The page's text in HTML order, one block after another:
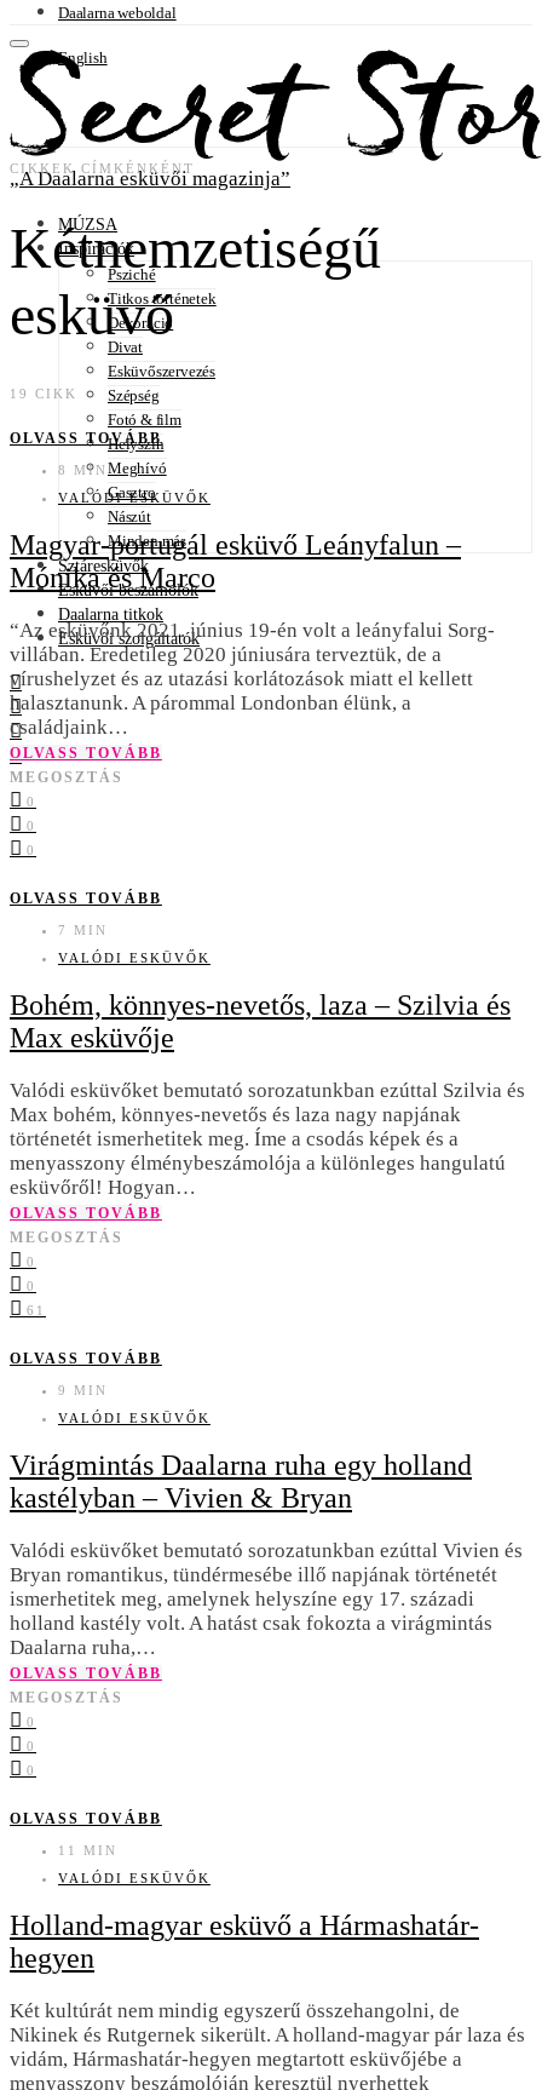
Daalarna weboldal
English
A Daalarna esküvői magazinja
MÚZSA
Inspirációk
Psziché
Titkos történetek
Dekoráció
Divat
Esküvőszervezés
Szépség
Fotó & film
Helyszín
Meghívó
Gasztro
Nászút
Minden más
Sztáresküvők
Esküvői beszámolók
Daalarna titkok
Esküvői szolgáltatók
CIKKEK CÍMKÉNKÉNT
Kétnemzetiségű
esküvő
19 CIKK
OLVASS TOVÁBB
8 MIN
VALÓDI ESKÜVŐK
Magyar-portugál esküvő Leányfalun –
Mónika és Marco
“Az esküvőnk 2021. június 19-én volt a leányfalui Sorg-
villában. Eredetileg 2020 júniusára terveztük, de a
vírushelyzet és az utazási korlátozások miatt el kellett
halasztanunk. A párommal Londonban élünk, a
családjaink…
OLVASS TOVÁBB
MEGOSZTÁS
0
0
0
OLVASS TOVÁBB
7 MIN
VALÓDI ESKÜVŐK
Bohém, könnyes-nevetős, laza – Szilvia és
Max esküvője
Valódi esküvőket bemutató sorozatunkban ezúttal Szilvia és
Max bohém, könnyes-nevetős és laza nagy napjának
történetét ismerhetitek meg. Íme a csodás képek és a
menyasszony élménybeszámolója a különleges hangulatú
esküvőről! Hogyan…
OLVASS TOVÁBB
MEGOSZTÁS
0
0
61
OLVASS TOVÁBB
9 MIN
VALÓDI ESKÜVŐK
Virágmintás Daalarna ruha egy holland
kastélyban – Vivien & Bryan
Valódi esküvőket bemutató sorozatunkban ezúttal Vivien és
Bryan romantikus, tündérmesébe illő napjának történetét
ismerhetitek meg, amelynek helyszíne egy 17. századi
holland kastély volt. A hatást csak fokozta a virágmintás
Daalarna ruha,…
OLVASS TOVÁBB
MEGOSZTÁS
0
0
0
OLVASS TOVÁBB
11 MIN
VALÓDI ESKÜVŐK
Holland-magyar esküvő a Hármashatár-
hegyen
Két kultúrát nem mindig egyszerű összehangolni, de
Nikinek és Rutgernek sikerült. A holland-magyar pár laza és
vidám, Hármashatár-hegyen megtartott esküvőjébe a
menyasszony beszámolóján keresztül nyerhettek